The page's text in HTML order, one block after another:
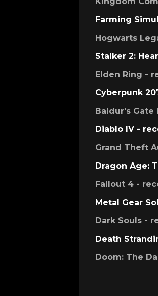
Farming
Hogwarts
Stalker 2:
Elden Ring -
Cyberpunk
Baldur's Gate
Diablo IV -
Grand Theft
Dragon Age:
Fallout 4 -
Metal Gear
Dark Souls -
Death
Doom: The